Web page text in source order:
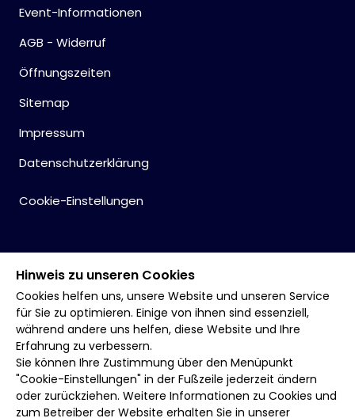
Event-Informationen
AGB - Widerruf
Öffnungszeiten
Sitemap
Impressum
Datenschutzerklärung
Cookie-Einstellungen
Hinweis zu unseren Cookies
Cookies helfen uns, unsere Website und unseren Service
für Sie zu optimieren. Einige von ihnen sind essenziell,
während andere uns helfen, diese Website und Ihre
Erfahrung zu verbessern.
Sie können Ihre Zustimmung über den Menüpunkt
"Cookie-Einstellungen" in der Fußzeile jederzeit ändern
oder zurückziehen. Weitere Informationen zu Cookies und
zum Betreiber der Website erhalten Sie in unserer